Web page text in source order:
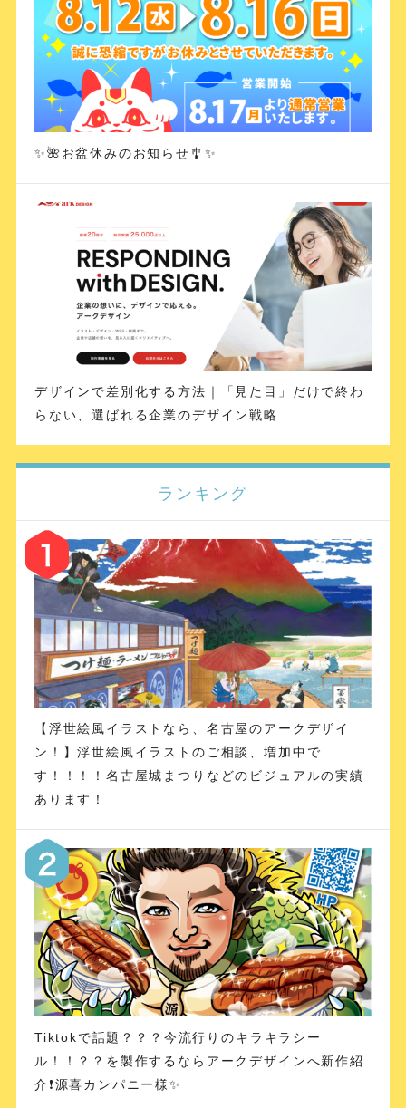
✨🌺お盆休みのお知らせ🎐✨
デザインで差別化する方法｜「見た目」だけで終わ
らない、選ばれる企業のデザイン戦略
ランキング
【浮世絵風イラストなら、名古屋のアークデザイ
ン！】浮世絵風イラストのご相談、増加中で
す！！！！名古屋城まつりなどのビジュアルの実績
あります！
Tiktokで話題？？？今流行りのキラキラシー
ル！！？？を製作するならアークデザインへ新作紹
介❗️源喜カンパニー様✨